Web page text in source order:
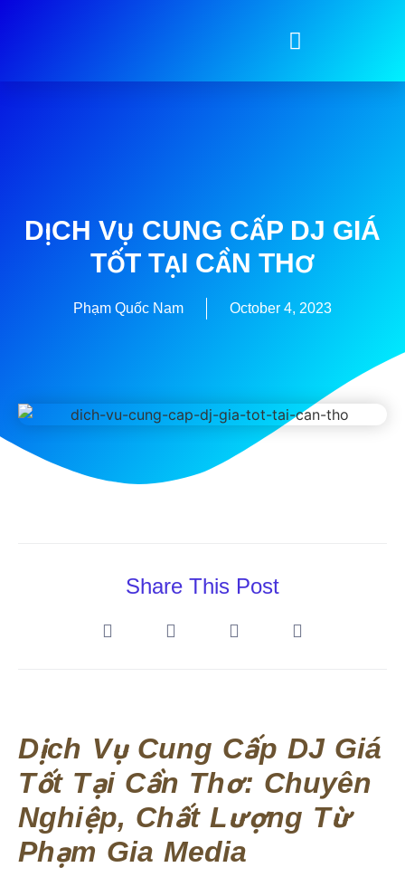
DỊCH VỤ CUNG CẤP DJ GIÁ
TỐT TẠI CẦN THƠ
Phạm Quốc Nam October 4, 2023
Share This Post
Dịch Vụ Cung Cấp DJ Giá
Tốt Tại Cần Thơ: Chuyên
Nghiệp, Chất Lượng Từ
Phạm Gia Media